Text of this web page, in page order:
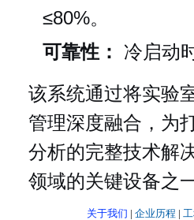
≤80%。
可靠性：
冷启动
该系统通过将实验
管理深度融合，为
分析的完整技术解
领域的关键设备之
关于我们 | 企业历程 |